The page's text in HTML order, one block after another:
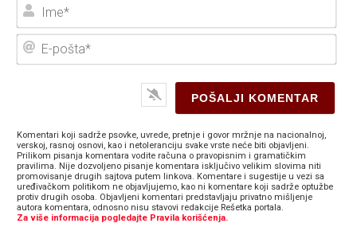
E-
Komentari koji sadrže psovke, uvrede, pretnje i govor mržnje na nacionalnoj,
verskoj, rasnoj osnovi, kao i netoleranciju svake vrste neće biti objavljeni.
Prilikom pisanja komentara vodite računa o pravopisnim i gramatičkim
pravilima. Nije dozvoljeno pisanje komentara isključivo velikim slovima niti
promovisanje drugih sajtova putem linkova. Komentare i sugestije u vezi sa
uređivačkom politikom ne objavljujemo, kao ni komentare koji sadrže optužbe
protiv drugih osoba. Objavljeni komentari predstavljaju privatno mišljenje
autora komentara, odnosno nisu stavovi redakcije Rešetka portala.
Za više informacija pogledajte Pravila korišćenja.